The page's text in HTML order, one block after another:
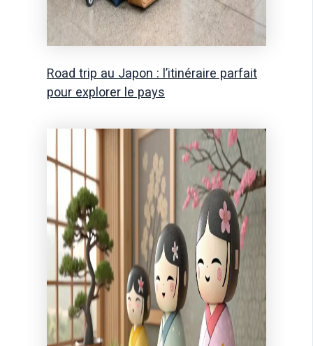
Road trip au Japon : l’itinéraire parfait
pour explorer le pays